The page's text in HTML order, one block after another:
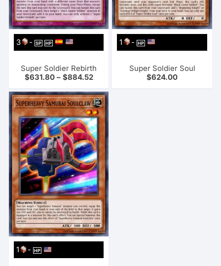
3 -SP HP
Super Soldier Rebirth
$631.80– $884.52
1 - HP
Super Soldier Soul
$624.00
1 -HP